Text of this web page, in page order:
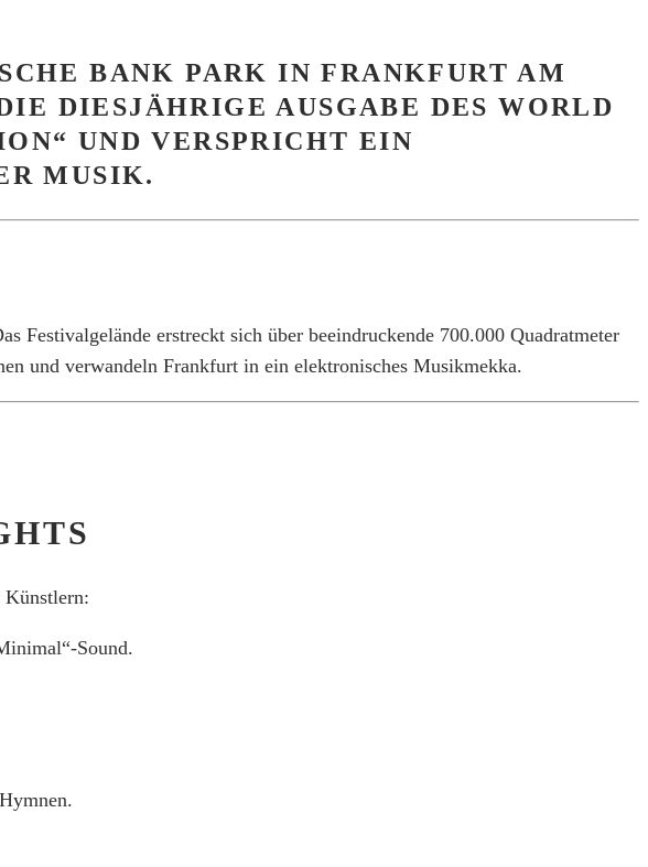
BANK PARK IN FRANKFURT AM
DIESJÄHRIGE AUSGABE DES WORLD
UND VERSPRICHT EIN
MUSIK.
Festivalgelände erstreckt sich über beeindruckende 700.000 Quadratmeter
und verwandeln Frankfurt in ein elektronisches Musikmekka.
Künstlern:
Sound.